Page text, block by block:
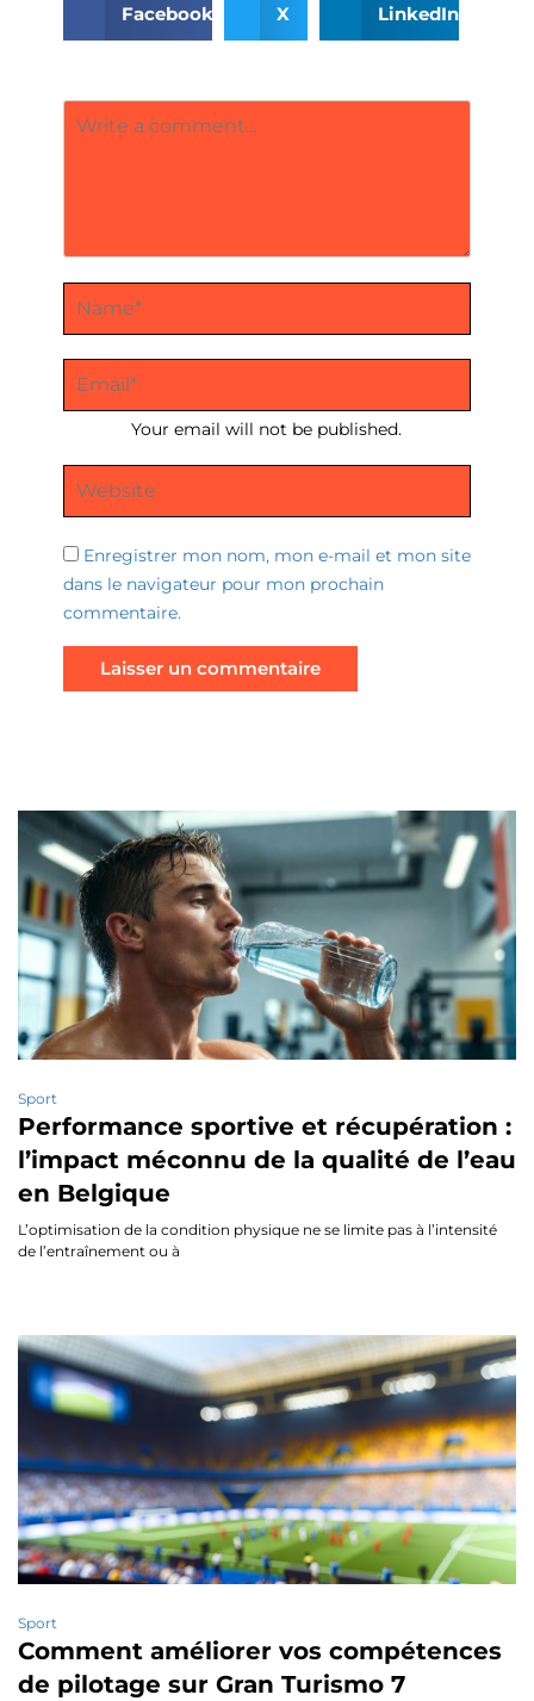
Facebook X LinkedIn
Your email will not be published.
Enregistrer mon nom, mon e-mail et mon site
dans le navigateur pour mon prochain
commentaire.
Sport
Performance sportive et récupération :
l’impact méconnu de la qualité de l’eau
en Belgique
L’optimisation de la condition physique ne se limite pas à l’intensité
de l’entraînement ou à
Sport
Comment améliorer vos compétences
de pilotage sur Gran Turismo 7